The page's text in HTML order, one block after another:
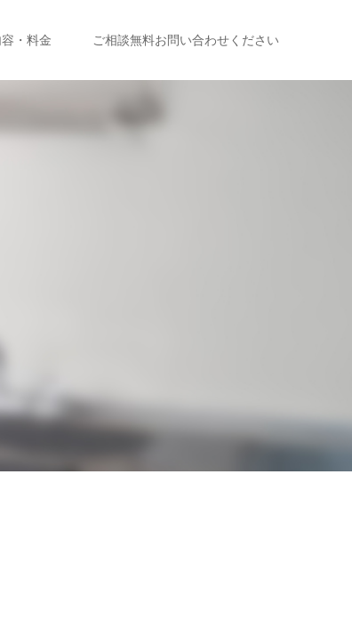
・料金 ご相談無料お問い合わせください